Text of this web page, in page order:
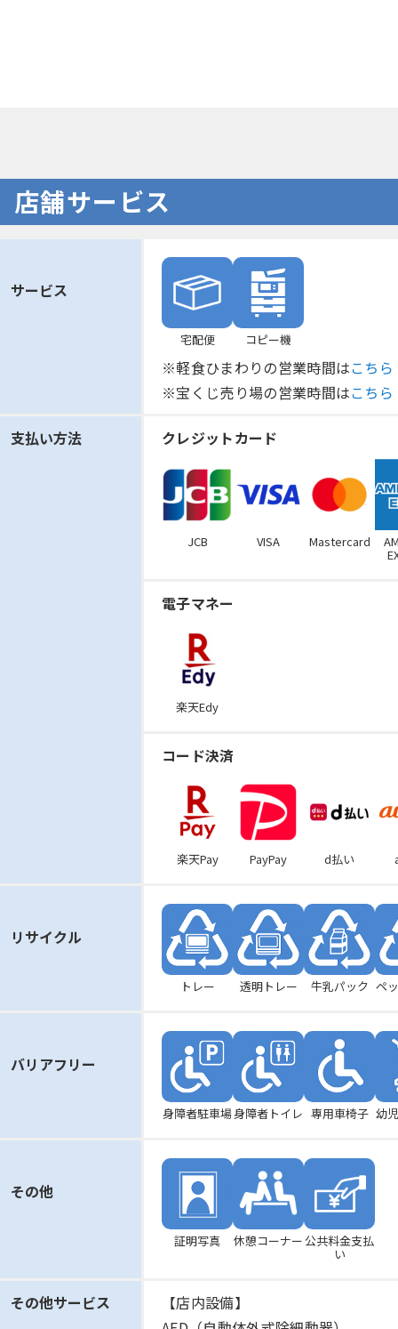
店舗サービス
サービス
宅配便 コピー機
※軽食ひまわりの営業時間はこちら
※宝くじ売り場の営業時間はこちら
支払い方法 クレジットカード
JCB VISA Mastercard
電子マネー
楽天Edy
コード決済
楽天Pay PayPay d払い
リサイクル
トレー 透明トレー 牛乳パック ペ
バリアフリー
身障者駐車場身障者トイレ 専用車椅子 幼
その他
証明写真 休憩コーナー 公共料金支払
い
その他サービス
【店内設備】